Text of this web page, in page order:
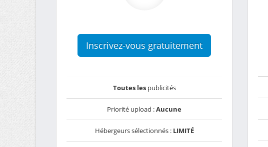
Inscrivez-vous gratuitement
Toutes lespublicités
Priorité upload :Aucune
Hébergeurs sélectionnés : LIMITÉ